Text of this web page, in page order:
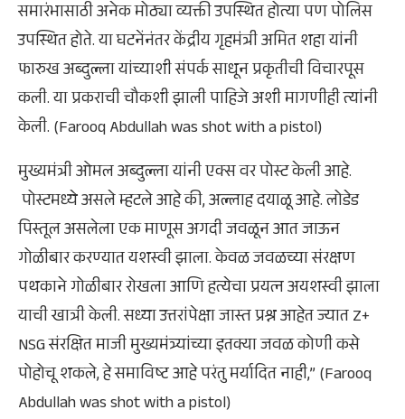
समारंभासाठी अनेक मोठ्या व्यक्ती उपस्थित होत्या पण पोलिस
उपस्थित होते. या घटनेंनंतर केंद्रीय गृहमंत्री अमित शहा यांनी
फारुख अब्दुल्ला यांच्याशी संपर्क साधून प्रकृतीची विचारपूस
कली. या प्रकराची चौकशी झाली पाहिजे अशी मागणीही त्यांनी
केली. (Farooq Abdullah was shot with a pistol)
मुख्यमंत्री ओमल अब्दुल्ला यांनी एक्स वर पोस्ट केली आहे.
पोस्टमध्ये असले म्हटले आहे की, अल्लाह दयाळू आहे. लोडेड
पिस्तूल असलेला एक माणूस अगदी जवळून आत जाऊन
गोळीबार करण्यात यशस्वी झाला. केवळ जवळच्या संरक्षण
पथकाने गोळीबार रोखला आणि हत्येचा प्रयत्न अयशस्वी झाला
याची खात्री केली. सध्या उत्तरांपेक्षा जास्त प्रश्न आहेत ज्यात Z+
NSG संरक्षित माजी मुख्यमंत्र्यांच्या इतक्या जवळ कोणी कसे
पोहोचू शकले, हे समाविष्ट आहे परंतु मर्यादित नाही,” (Farooq
Abdullah was shot with a pistol)